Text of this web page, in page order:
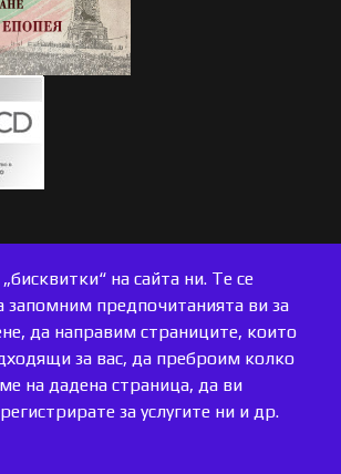
на сайта ни. Те се
запомним предпочитанията ви за
да направим страниците, които
за вас, да преброим колко
на дадена страница, да ви
за услугите ни и др.